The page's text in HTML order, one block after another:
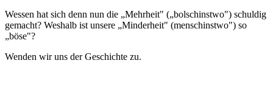
Wessen hat sich denn nun die „Mehrheit" („bolschinstwo") schuldig
gemacht? Weshalb ist unsere „Minderheit" (menschinstwo") so
„böse"?
Wenden wir uns der Geschichte zu.